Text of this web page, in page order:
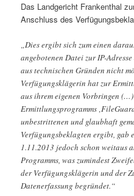
Das Landgericht Frankenthal
Anschluss des
„Dies ergibt sich zum einen
angebotenen Datei zur IP-
aus technischen Gründen nicht
Verfügungsklägerin hat zur
aus ihrem eigenen Vorbringen
Ermittlungsprogramms
unbestrittenen und glaubhaft
Verfügungsbeklagten ergibt, gab
1.11.2013 jedoch schon weitaus
Programms, was zumindest
der Verfügungsklägerin und der
Datenerfassung begründet.“